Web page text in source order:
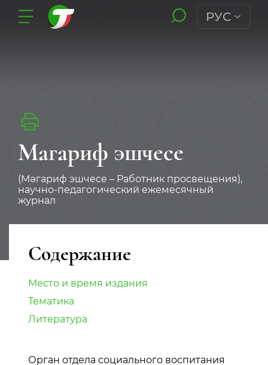
РУС
Магариф эшчесе
(Мәгариф эшчесе – Работник просвещения),
научно-педагогический ежемесячный
журнал
Содержание
Место и время издания
Тематика
Литература
Орган отдела социального воспитания